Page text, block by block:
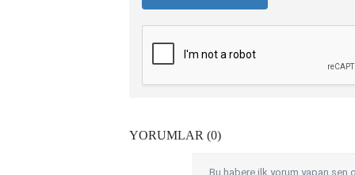
YORUMLAR (0)
Bu habere ilk yorum yapan sen